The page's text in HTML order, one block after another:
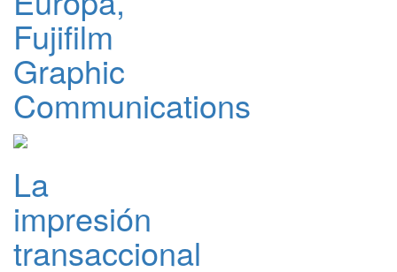
Fujifilm
Graphic
Communications
La
impresión
transaccional